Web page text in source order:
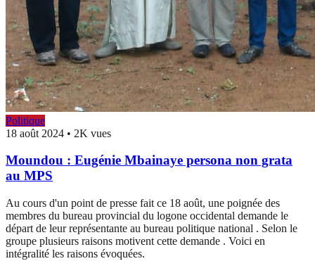
Politique
18 août 2024 • 2K vues
Moundou : Eugénie Mbainaye persona non grata
au MPS
Au cours d'un point de presse fait ce 18 août, une poignée des
membres du bureau provincial du logone occidental demande le
départ de leur représentante au bureau politique national . Selon le
groupe plusieurs raisons motivent cette demande . Voici en
intégralité les raisons évoquées.